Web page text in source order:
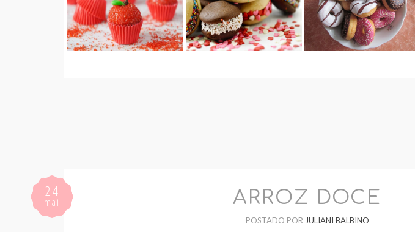
24
mai ARROZ DOCE
POSTADO POR JULIANI BALBINO